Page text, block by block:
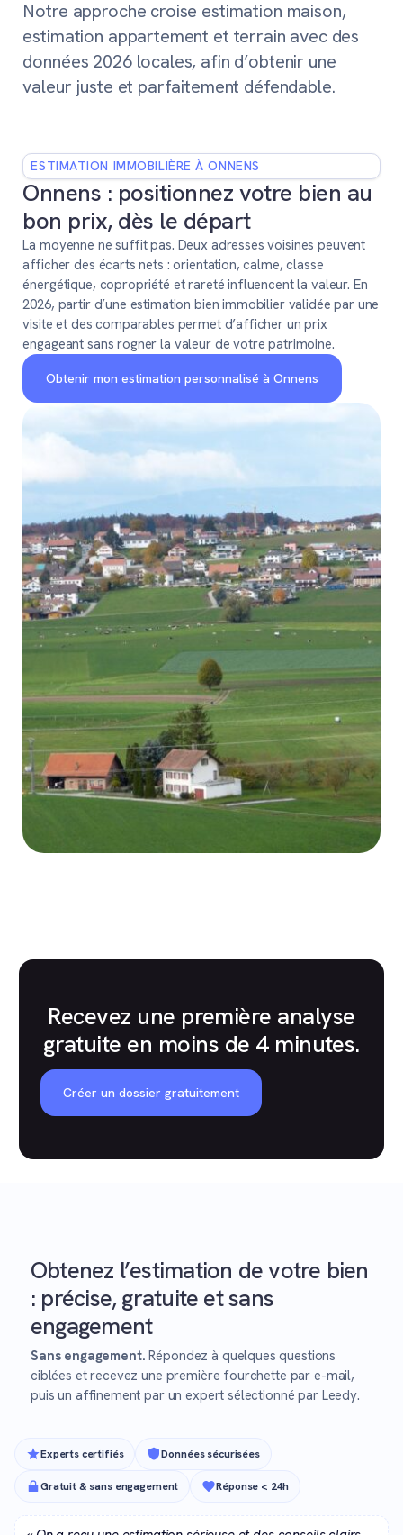
Notre approche croise estimation maison,
estimation appartement et terrain avec des
données 2026 locales, afin d’obtenir une
valeur juste et parfaitement défendable.
ESTIMATION IMMOBILIÈRE À ONNENS
Onnens : positionnez votre bien au
bon prix, dès le départ
La moyenne ne suffit pas. Deux adresses voisines peuvent
afficher des écarts nets : orientation, calme, classe
énergétique, copropriété et rareté influencent la valeur. En
2026, partir d’une estimation bien immobilier validée par une
visite et des comparables permet d’afficher un prix
engageant sans rogner la valeur de votre patrimoine.
Obtenir mon estimation personnalisé à Onnens
Recevez une première analyse
gratuite en moins de 4 minutes.
Créer un dossier gratuitement
Obtenez l’estimation de votre bien
: précise, gratuite et sans
engagement
Sans engagement. Répondez à quelques questions
ciblées et recevez une première fourchette par e-mail,
puis un affinement par un expert sélectionné par Leedy.
Experts certifiés Données sécurisées
Gratuit & sans engagement Réponse < 24h